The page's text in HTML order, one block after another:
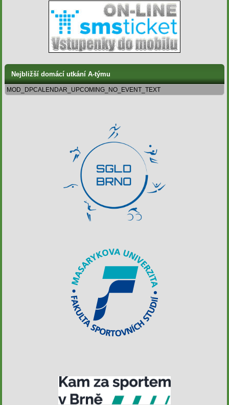
Nejbližší domácí utkání A-týmu
MOD_DPCALENDAR_UPCOMING_NO_EVENT_TEXT